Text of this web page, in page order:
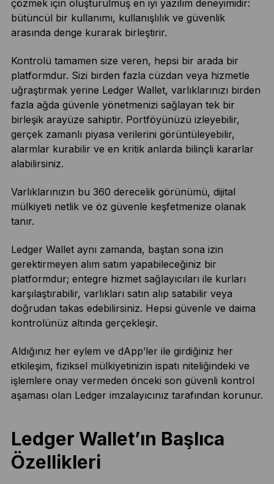
çözmek için oluşturulmuş en iyi yazılım deneyimidir:
bütüncül bir kullanımı, kullanışlılık ve güvenlik
arasında denge kurarak birleştirir.
Kontrolü tamamen size veren, hepsi bir arada bir
platformdur. Sizi birden fazla cüzdan veya hizmetle
uğraştırmak yerine Ledger Wallet, varlıklarınızı birden
fazla ağda güvenle yönetmenizi sağlayan tek bir
birleşik arayüze sahiptir. Portföyünüzü izleyebilir,
gerçek zamanlı piyasa verilerini görüntüleyebilir,
alarmlar kurabilir ve en kritik anlarda bilinçli kararlar
alabilirsiniz.
Varlıklarınızın bu 360 derecelik görünümü, dijital
mülkiyeti netlik ve öz güvenle keşfetmenize olanak
tanır.
Ledger Wallet aynı zamanda, baştan sona izin
gerektirmeyen alım satım yapabileceğiniz bir
platformdur; entegre hizmet sağlayıcıları ile kurları
karşılaştırabilir, varlıkları satın alıp satabilir veya
doğrudan takas edebilirsiniz. Hepsi güvenle ve daima
kontrolünüz altında gerçekleşir.
Aldığınız her eylem ve dApp’ler ile girdiğiniz her
etkileşim, fiziksel mülkiyetinizin ispatı niteliğindeki ve
işlemlere onay vermeden önceki son güvenli kontrol
aşaması olan Ledger imzalayıcınız tarafından korunur.
Ledger Wallet’ın Başlıca
Özellikleri